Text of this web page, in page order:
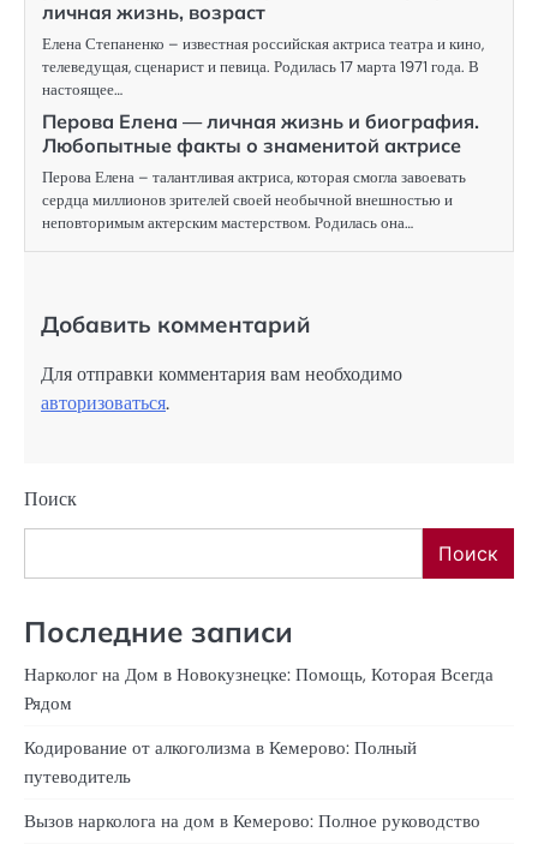
личная жизнь, возраст
Елена Степаненко – известная российская актриса театра и кино,
телеведущая, сценарист и певица. Родилась 17 марта 1971 года. В
настоящее…
Перова Елена — личная жизнь и биография.
Любопытные факты о знаменитой актрисе
Перова Елена – талантливая актриса, которая смогла завоевать
сердца миллионов зрителей своей необычной внешностью и
неповторимым актерским мастерством. Родилась она…
Добавить комментарий
Для отправки комментария вам необходимо
авторизоваться.
Поиск
Поиск
Последние записи
Нарколог на Дом в Новокузнецке: Помощь, Которая Всегда
Рядом
Кодирование от алкоголизма в Кемерово: Полный
путеводитель
Вызов нарколога на дом в Кемерово: Полное руководство